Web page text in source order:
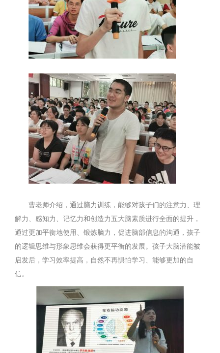
曹老师介绍，通过脑力训练，能够对孩子们的注意力、理
解力、感知力、记忆力和创造力五大脑素质进行全面的提升，
通过更加平衡地使用、锻炼脑力，促进脑部信息的沟通，孩子
的逻辑思维与形象思维会获得更平衡的发展。孩子大脑潜能被
启发后，学习效率提高，自然不再惧怕学习、能够更加的自
信。